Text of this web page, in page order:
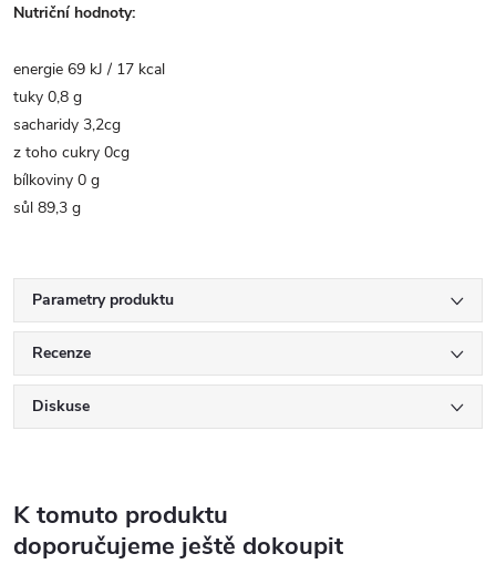
Nutriční hodnoty:
energie 69 kJ / 17 kcal
tuky 0,8 g
sacharidy 3,2cg
z toho cukry 0cg
bílkoviny 0 g
sůl 89,3 g
Parametry produktu
Recenze
Diskuse
K tomuto produktu
doporučujeme ještě dokoupit